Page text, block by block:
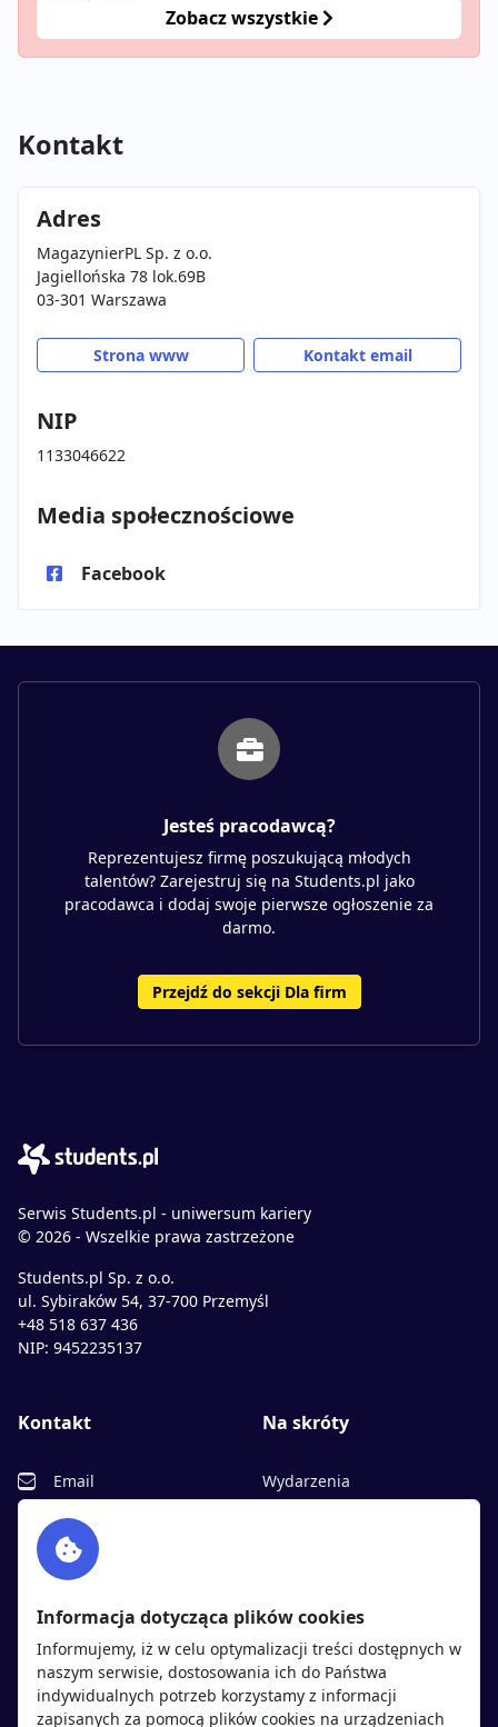
Zobacz wszystkie
Kontakt
Adres
MagazynierPL Sp. z o.o.
Jagiellońska 78 lok.69B
03-301 Warszawa
Strona www Kontakt email
NIP
1133046622
Media społecznościowe
Facebook
Jesteś pracodawcą?
Reprezentujesz firmę poszukującą młodych
talentów? Zarejestruj się na Students.pl jako
pracodawca i dodaj swoje pierwsze ogłoszenie za
darmo.
Przejdź do sekcji Dla firm
Serwis Students.pl - uniwersum kariery
© 2026 - Wszelkie prawa zastrzeżone
Students.pl Sp. z o.o.
ul. Sybiraków 54, 37-700 Przemyśl
+48 518 637 436
NIP: 9452235137
Kontakt
Email
Facebook
Twitter
Na skróty
Wydarzenia
Polityka cookies
Polityka prywatności
Kandydaci Pracodawcy
Informacja dotycząca plików cookies
Informujemy, iż w celu optymalizacji treści dostępnych w
naszym serwisie, dostosowania ich do Państwa
indywidualnych potrzeb korzystamy z informacji
zapisanych za pomocą plików cookies na urządzeniach